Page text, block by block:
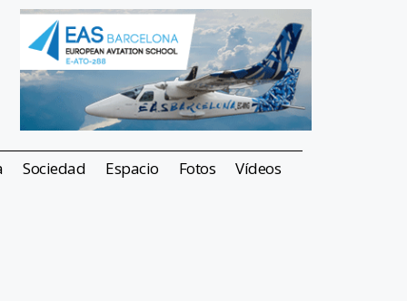
Sociedad Espacio Fotos Vídeos